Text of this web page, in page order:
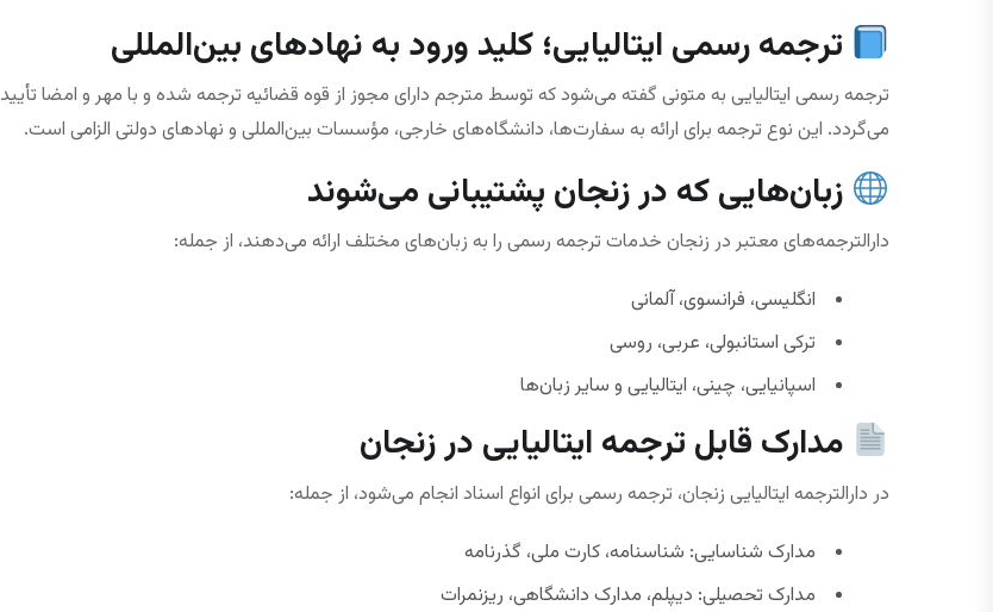
ترجمه رسمی ایتالیایی؛ کلید ورود به نهادهای بین‌المللی
ترجمه رسمی ایتالیایی به متونی گفته می‌شود که توسط مترجم دارای مجوز از قوه قضائیه ترجمه شده و با مهر و امضا تأیید
می‌گردد. این نوع ترجمه برای ارائه به سفارت‌ها، دانشگاه‌های خارجی، مؤسسات بین‌المللی و نهادهای دولتی الزامی است.
زبان‌هایی که در زنجان پشتیبانی می‌شوند
دارالترجمه‌های معتبر در زنجان خدمات ترجمه رسمی را به زبان‌های مختلف ارائه می‌دهند، از جمله:
انگلیسی، فرانسوی، آلمانی
ترکی استانبولی، عربی، روسی
اسپانیایی، چینی، ایتالیایی و سایر زبان‌ها
مدارک قابل ترجمه ایتالیایی در زنجان
در دارالترجمه ایتالیایی زنجان، ترجمه رسمی برای انواع اسناد انجام می‌شود، از جمله:
مدارک شناسایی: شناسنامه، کارت ملی، گذرنامه
مدارک تحصیلی: دیپلم، مدارک دانشگاهی، ریزنمرات